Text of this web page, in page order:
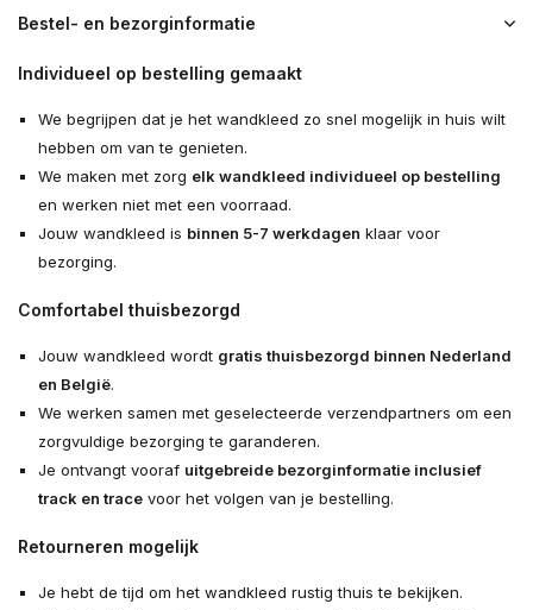
Bestel- en bezorginformatie
Individueel op bestelling gemaakt
We begrijpen dat je het wandkleed zo snel mogelijk in huis wilt
hebben om van te genieten.
We maken met zorg elk wandkleed individueel op bestelling
en werken niet met een voorraad.
Jouw wandkleed is binnen 5-7 werkdagen klaar voor
bezorging.
Comfortabel thuisbezorgd
Jouw wandkleed wordt gratis thuisbezorgd binnen Nederland
en België.
We werken samen met geselecteerde verzendpartners om een
zorgvuldige bezorging te garanderen.
Je ontvangt vooraf uitgebreide bezorginformatie inclusief
track en tracevoor het volgen van je bestelling.
Retourneren mogelijk
Je hebt de tijd om het wandkleed rustig thuis te bekijken.